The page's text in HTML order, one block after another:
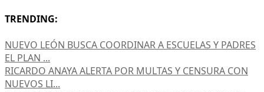
TRENDING:
NUEVO LEÓN BUSCA COORDINAR A ESCUELAS Y PADRES
EL PLAN ...
RICARDO ANAYA ALERTA POR MULTAS Y CENSURA CON
NUEVOS LI...